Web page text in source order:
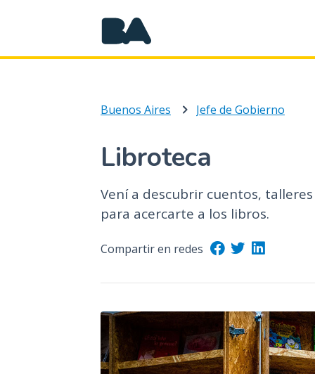
Buenos Aires Jefe de Gobierno
Libroteca
Vení a descubrir cuentos,
para acercarte a los libros.
Compartir en redes